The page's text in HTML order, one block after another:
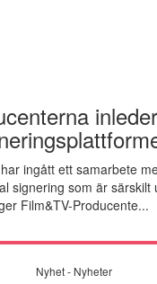
ingått ett samarbete
signering som är särskilt
Film&TV-Producente...
Nyhet - Nyheter